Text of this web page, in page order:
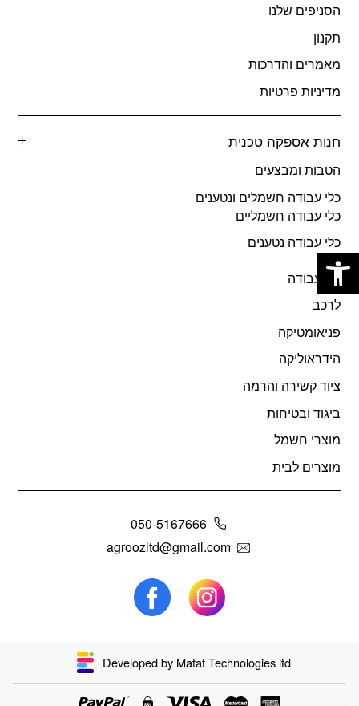
הסניפים שלנו
תקנון
מאמרים והדרכות
מדיניות פרטיות
חנות אספקה טכנית
הטבות ומבצעים
כלי עבודה חשמלים ונטענים
כלי עבודה חשמליים
כלי עבודה נטענים
כלי עבודה
לרכב
פניאומטיקה
הידראוליקה
ציוד קשירה והרמה
ביגוד ובטיחות
מוצרי חשמל
מוצרים לבית
050-5167666
agroozltd@gmail.com
Developed by Matat Technologies ltd
פתח סרגל נגישות